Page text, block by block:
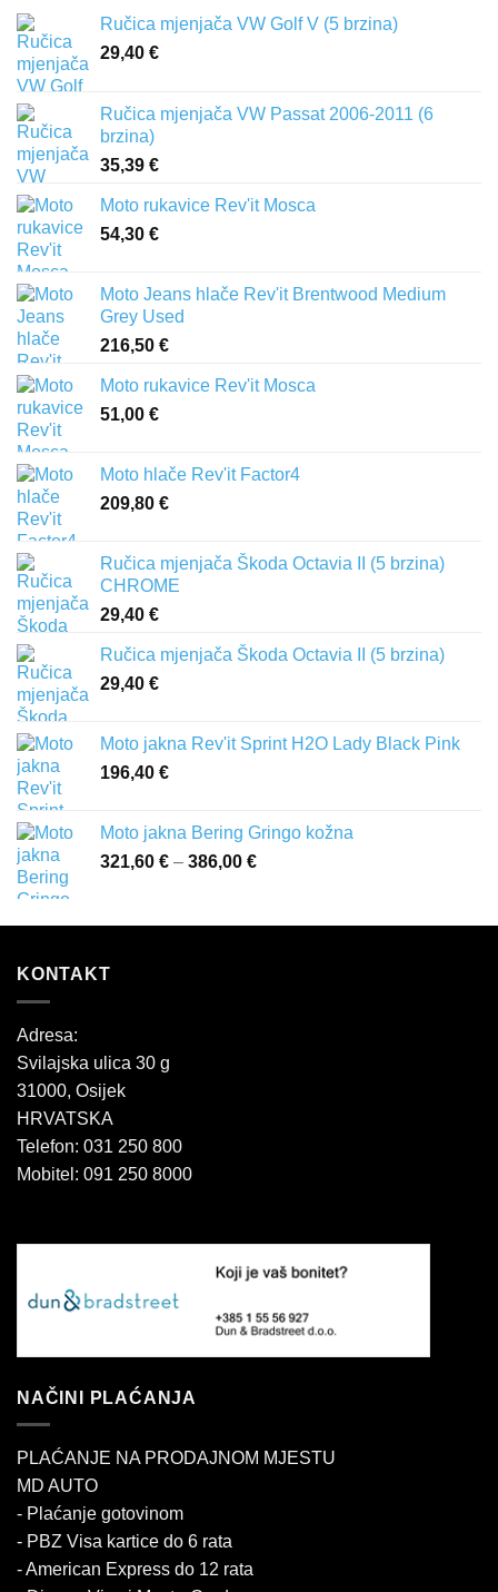
Ručica mjenjača VW Golf V (5 brzina)
29,40 €
Ručica mjenjača VW Passat 2006-2011 (6
brzina)
35,39 €
Moto rukavice Rev'it Mosca
54,30 €
Moto Jeans hlače Rev'it Brentwood Medium
Grey Used
216,50 €
Moto rukavice Rev'it Mosca
51,00 €
Moto hlače Rev'it Factor4
209,80 €
Ručica mjenjača Škoda Octavia II (5 brzina)
CHROME
29,40 €
Ručica mjenjača Škoda Octavia II (5 brzina)
29,40 €
Moto jakna Rev'it Sprint H2O Lady Black Pink
196,40 €
Moto jakna Bering Gringo kožna
321,60 € – 386,00 €
321,60 €
KONTAKT
Adresa:
Svilajska ulica 30 g
31000, Osijek
HRVATSKA
Telefon: 031 250 800
Mobitel: 091 250 8000
NAČINI PLAĆANJA
PLAĆANJE NA PRODAJNOM MJESTU
MD AUTO
- Plaćanje gotovinom
- PBZ Visa kartice do 6 rata
- American Express do 12 rata